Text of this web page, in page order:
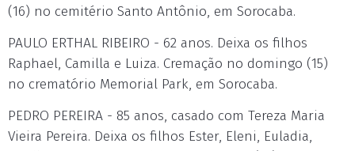
(16) no cemitério Santo Antônio, em Sorocaba.
PAULO ERTHAL RIBEIRO - 62 anos. Deixa os filhos
Raphael, Camilla e Luiza. Cremação no domingo (15)
no crematório Memorial Park, em Sorocaba.
PEDRO PEREIRA - 85 anos, casado com Tereza Maria
Vieira Pereira. Deixa os filhos Ester, Eleni, Euladia,